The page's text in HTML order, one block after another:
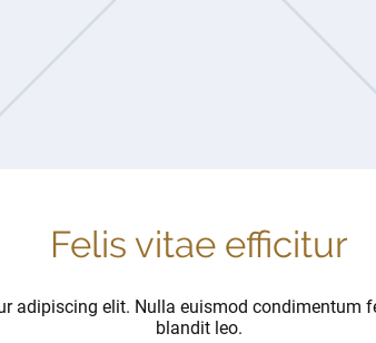
Felis vitae efficitur
adipiscing elit. Nulla euismod condimentum
blandit leo.